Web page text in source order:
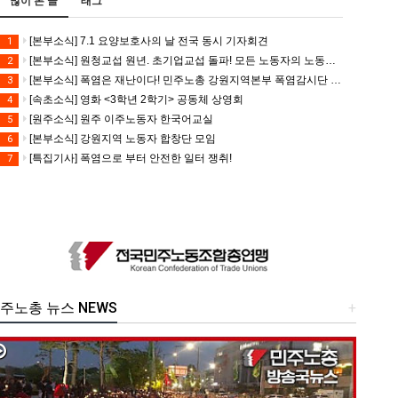
1 [본부소식] 7.1 요양보호사의 날 전국 동시 기자회견
2 [본부소식] 원청교섭 원년. 초기업교섭 돌파! 모든 노동자의 노동기본권 쟁취! 민주노총 7.15 총파업대회
3 [본부소식] 폭염은 재난이다! 민주노총 강원지역본부 폭염감시단 선포 기자회견
4 [속초소식] 영화 <3학년 2학기> 공동체 상영회
5 [원주소식] 원주 이주노동자 한국어교실
6 [본부소식] 강원지역 노동자 합창단 모임
7 [특집기사] 폭염으로 부터 안전한 일터 쟁취!
+
노총 뉴스 NEWS